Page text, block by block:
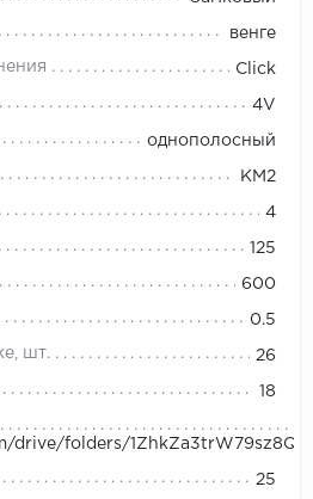
венге
Click
4V
однополосный
КМ2
4
125
600
0.5
шт. 26
18
drive/folders/
25